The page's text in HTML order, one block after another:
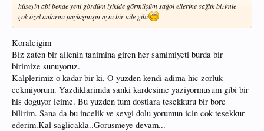
hüseyin abi bende yeni gördüm iyikide görmüşüm sağol ellerine sağlık bizimle
çok özel anlarını paylaşmışın aynı bir aile gibi
Koralcigim
Biz zaten bir ailenin tanimina giren her samimiyeti burda bir
birimize sunuyoruz.
Kalplerimiz o kadar bir ki. O yuzden kendi adima hic zorluk
cekmiyorum. Yazdiklarimda sanki kardesime yaziyormusum gibi bir
his doguyor icime. Bu yuzden tum dostlara tesekkuru bir borc
bilirim. Sana da bu incelik ve sevgi dolu yorumun icin cok tesekkur
ederim.Kal saglicakla..Gorusmeye devam...